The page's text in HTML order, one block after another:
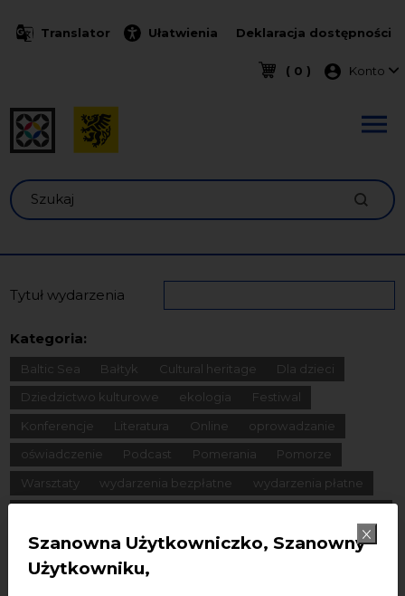
Szanowna Użytkowniczko, Szanowny
Użytkowniku,
Translator Ułatwienia Deklaracja dostępności
( 0 ) Menu
Konto
Szukaj
Tytuł wydarzenia
Kategoria:
Baltic Sea Bałtyk Cultural heritage
Dla dzieci
Dziedzictwo kulturowe
ekologia
Festiwal
Konferencje
Literatura Online
oprowadzanie
oświadczenie
Podcast Pomerania
Pomorze
Warsztaty
wydarzenia bezpłatne
wydarzenia płatne
Spotkania
Koncerty Wystawy Edukacja Badania